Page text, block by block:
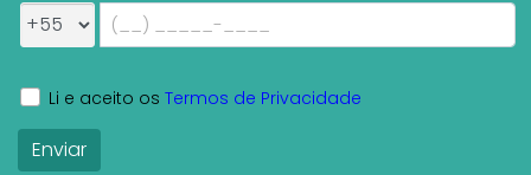
Li e aceito os Termos de Privacidade